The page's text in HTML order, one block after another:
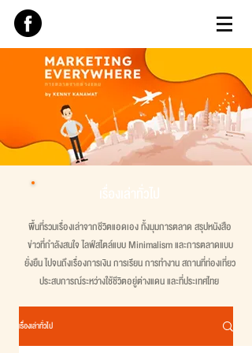
พื้นที่รวมเรื่องเล่าจากชีวิตแอดเอง ทั้งมุมการตลาด สรุปหนังสือ
ข่าวที่กำลังสนใจ ไลฟ์สไตล์แบบ Minimalism และการตลาดแบบ
ยั่งยืน ไปจนถึงเรื่องการเงิน การเรียน การทำงาน สถานที่ท่องเที่ยว
ประสบการณ์ระหว่างใช้ชีวิตอยู่ต่างแดน และที่ประเทศไทย
เรื่องเล่าทั่วไป